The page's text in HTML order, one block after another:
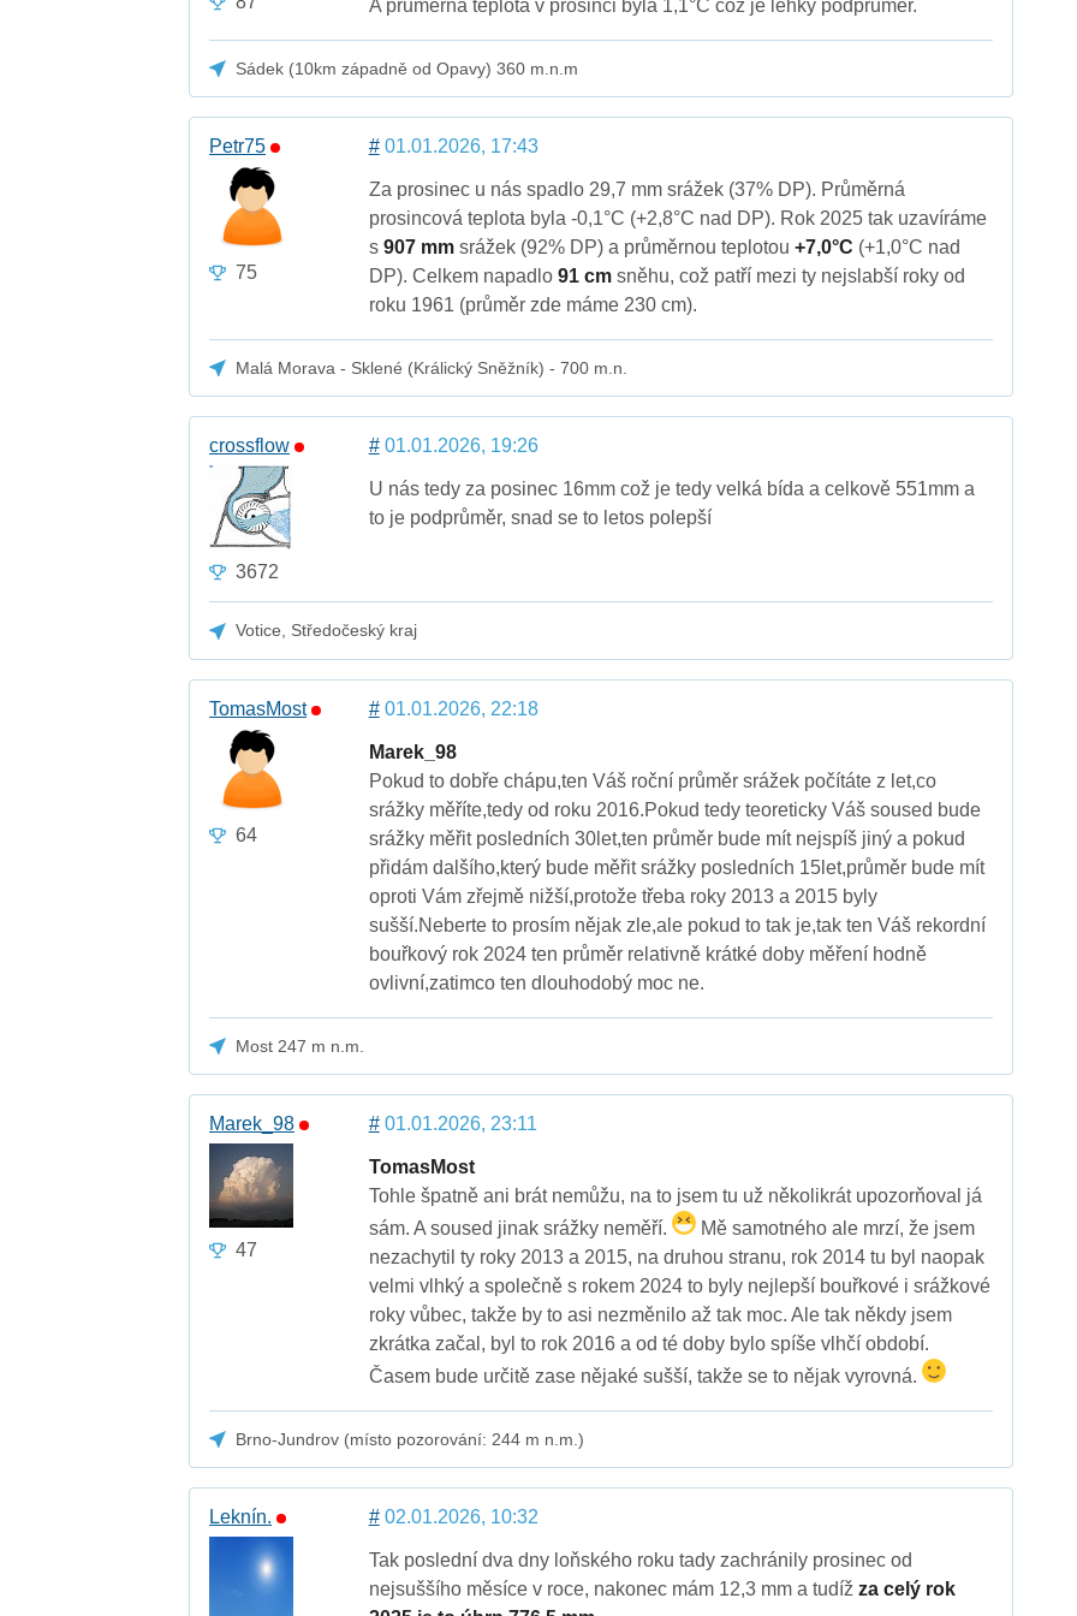
A průměrná teplota v prosinci byla 1,1°C což je lehký podprůměr.
Sádek (10km západně od Opavy) 360 m.n.m
Petr75
75
#01.01.2026, 17:43
Za prosinec u nás spadlo 29,7 mm srážek (37% DP). Průměrná
prosincová teplota byla -0,1°C (+2,8°C nad DP). Rok 2025 tak uzavíráme
s 907 mmsrážek (92% DP) a průměrnou teplotou +7,0°C (+1,0°C nad
DP). Celkem napadlo 91 cmsněhu, což patří mezi ty nejslabší roky od
roku 1961 (průměr zde máme 230 cm).
Malá Morava - Sklené (Králický Sněžník) - 700 m.n.
crossflow
3672
#01.01.2026, 19:26
U nás tedy za posinec 16mm což je tedy velká bída a celkově 551mm a
to je podprůměr, snad se to letos polepší
Votice, Středočeský kraj
TomasMost
64
#01.01.2026, 22:18
Marek_98
Pokud to dobře chápu,ten Váš roční průměr srážek počítáte z let,co
srážky měříte,tedy od roku 2016.Pokud tedy teoreticky Váš soused bude
srážky měřit posledních 30let,ten průměr bude mít nejspíš jiný a pokud
přidám dalšího,který bude měřit srážky posledních 15let,průměr bude mít
oproti Vám zřejmě nižší,protože třeba roky 2013 a 2015 byly
sušší.Neberte to prosím nějak zle,ale pokud to tak je,tak ten Váš rekordní
bouřkový rok 2024 ten průměr relativně krátké doby měření hodně
ovlivní,zatimco ten dlouhodobý moc ne.
Most 247 m n.m.
Marek_98
47
#01.01.2026, 23:11
TomasMost
Tohle špatně ani brát nemůžu, na to jsem tu už několikrát upozorňoval já
sám. A soused jinak srážky neměří.
Mě samotného ale mrzí, že jsem
nezachytil ty roky 2013 a 2015, na druhou stranu, rok 2014 tu byl naopak
velmi vlhký a společně s rokem 2024 to byly nejlepší bouřkové i srážkové
roky vůbec, takže by to asi nezměnilo až tak moc. Ale tak někdy jsem
zkrátka začal, byl to rok 2016 a od té doby bylo spíše vlhčí období.
Časem bude určitě zase nějaké sušší, takže se to nějak vyrovná.
Brno-Jundrov (místo pozorování: 244 m n.m.)
Leknín. #02.01.2026, 10:32
Tak poslední dva dny loňského roku tady zachránily prosinec od
nejsuššího měsíce v roce, nakonec mám 12,3 mm a tudíž za celý rok